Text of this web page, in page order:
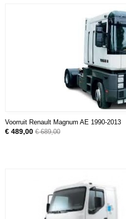
Voorruit Renault Magnum AE 1990-2013
€ 489,00 € 689,00